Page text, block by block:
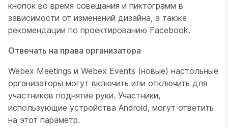
кнопок во время совещания и пиктограмм в
зависимости от изменений дизайна, а также
рекомендации по проектированию Facebook.
Отвечать на права организатора
Webex Meetings и Webex Events (новые) настольные
организаторы могут включить или отключить для
участников поднятие руки. Участники,
использующие устройства Android, могут ответить
на этот параметр.